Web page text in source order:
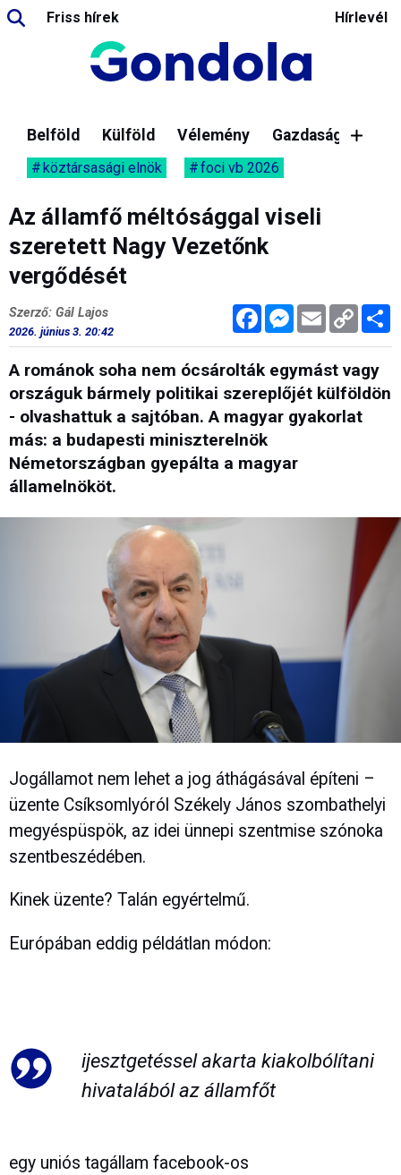
Friss hírek Hírlevél
Belföld Külföld Vélemény Gazdaság
köztársasági elnök foci vb 2026
Az államfő méltósággal viseli
szeretett Nagy Vezetőnk
vergődését
FacebookMessenger
Email Copy
Link
Szerző: Gál Lajos
2026. június 3. 20:42
A románok soha nem ócsárolták egymást vagy
országuk bármely politikai szereplőjét külföldön
- olvashattuk a sajtóban. A magyar gyakorlat
más: a budapesti miniszterelnök
Németországban gyepálta a magyar
államelnököt.
Jogállamot nem lehet a jog áthágásával építeni –
üzente Csíksomlyóról Székely János szombathelyi
megyéspüspök, az idei ünnepi szentmise szónoka
szentbeszédében.
Kinek üzente? Talán egyértelmű.
Európában eddig példátlan módon:
ijesztgetéssel akarta kiakolbólítani
hivatalából az államfőt
egy uniós tagállam facebook-os